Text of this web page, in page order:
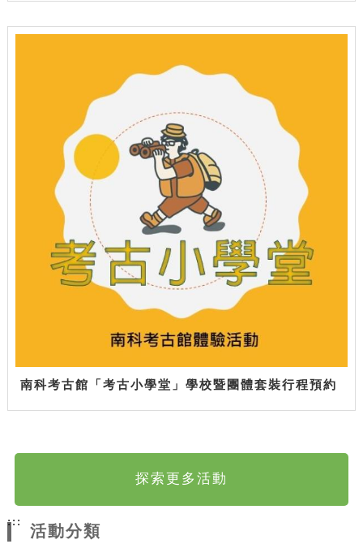
南科考古館「考古小學堂」學校暨團體套裝行程預約
探索更多活動
:::
活動分類